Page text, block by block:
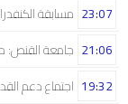
مسابقة 23:07
جامعة القنص: 21:06
اجتماع دعم 19:32